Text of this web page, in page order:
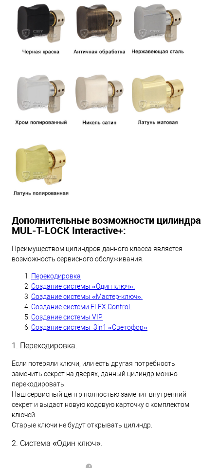
Дополнительные возможности цилиндра
MUL-T-LOCK Interactive+:
Преимуществом цилиндров данного класса является
возможность сервисного обслуживания.
Перекодировка
Создание системы «Один ключ».
Создание системы «Мастер-ключ».
Создание системи FLEX Control.
Создание системы VIP
Создание системы 3in1 «Светофор»
1. Перекодировка.
Если потеряли ключи, или есть другая потребность
заменить секрет на дверях, данный цилиндр можно
перекодировать.
Наш сервисный центр полностью заменит внутренний
секрет и выдаст новую кодовую карточку с комплектом
ключей.
Старые ключи не будут открывать цилиндр.
2. Система «Один ключ».